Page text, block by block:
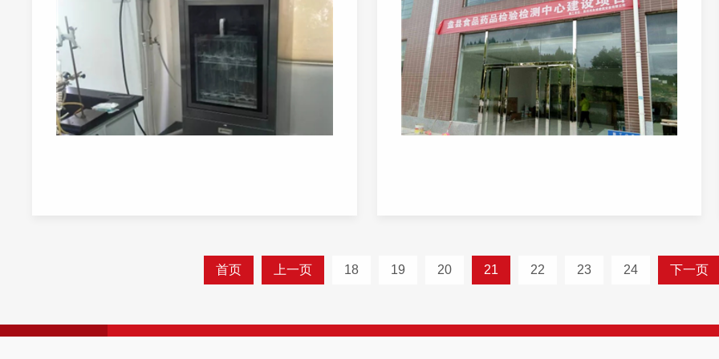
首页 上一页 18 19 20 21 22 23 24 下一页